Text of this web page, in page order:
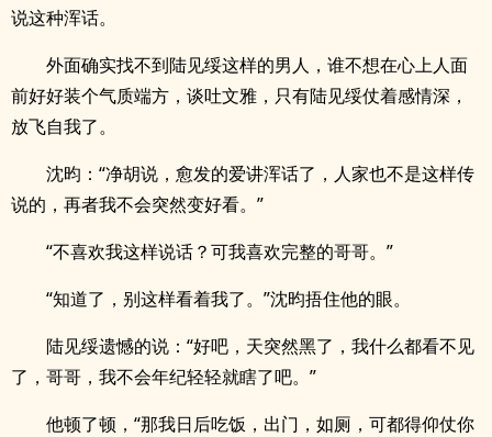
说这种浑话。
外面确实找不到陆见绥这样的男人，谁不想在心上人面
前好好装个气质端方，谈吐文雅，只有陆见绥仗着感情深，
放飞自我了。
沈昀：“净胡说，愈发的爱讲浑话了，人家也不是这样传
说的，再者我不会突然变好看。”
“不喜欢我这样说话？可我喜欢完整的哥哥。”
“知道了，别这样看着我了。”沈昀捂住他的眼。
陆见绥遗憾的说：“好吧，天突然黑了，我什么都看不见
了，哥哥，我不会年纪轻轻就瞎了吧。”
他顿了顿，“那我日后吃饭，出门，如厕，可都得仰仗你